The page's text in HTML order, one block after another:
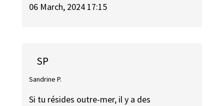
06 March, 2024 17:15
SP
Sandrine P.
Si tu résides outre-mer, il y a des